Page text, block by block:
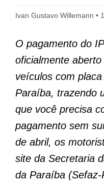
Ivan Gustavo Willemann
O pagamento do
oficialmente
veículos com
Paraíba, trazendo
que você precisa
pagamento sem
de abril, os
site da Secretaria
da Paraíba